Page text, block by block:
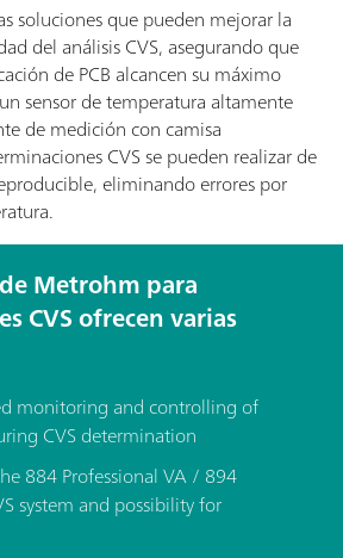
soluciones que pueden mejorar la
del análisis CVS, asegurando que
de PCB alcancen su máximo
sensor de temperatura altamente
de medición con camisa
CVS se pueden realizar de
eliminando errores por
Metrohm para
CVS ofrecen varias
monitoring and controlling of
CVS determination
884 Professional VA / 894
system and possibility for